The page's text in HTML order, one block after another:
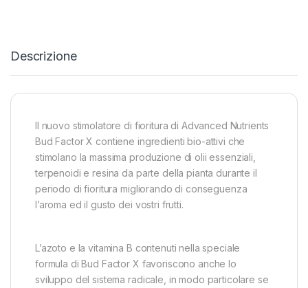
Descrizione
Il nuovo stimolatore di fioritura di Advanced Nutrients
Bud Factor X contiene ingredienti bio-attivi che
stimolano la massima produzione di olii essenziali,
terpenoidi e resina da parte della pianta durante il
periodo di fioritura migliorando di conseguenza
l’aroma ed il gusto dei vostri frutti.
L’azoto e la vitamina B contenuti nella speciale
formula di Bud Factor X favoriscono anche lo
sviluppo del sistema radicale, in modo particolare se